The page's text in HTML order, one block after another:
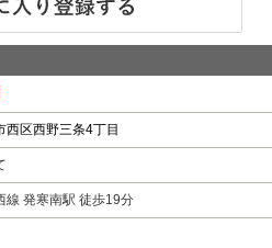
西区西野三条4丁目
線 発寒南駅 徒歩19分